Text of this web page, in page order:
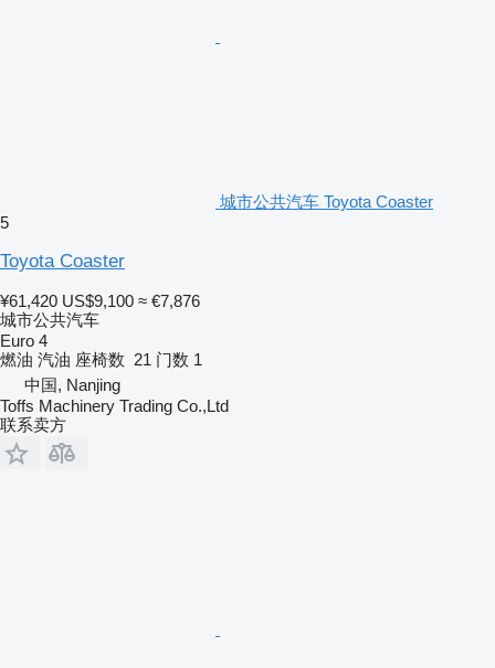
城市公共汽车 Toyota Coaster
5
Toyota Coaster
¥61,420 US$9,100 ≈ €7,876
城市公共汽车
Euro 4
燃油 汽油 座椅数 21 门数 1
中国, Nanjing
Toffs Machinery Trading Co.,Ltd
联系卖方